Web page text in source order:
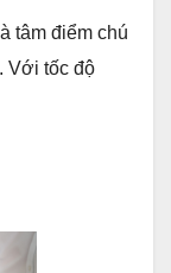
tâm điểm chú
Với tốc độ